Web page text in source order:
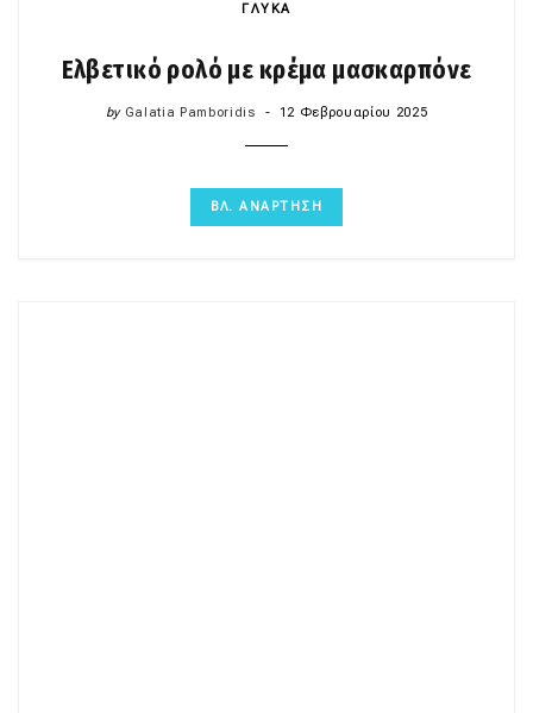
ΓΛΥΚΑ
Ελβετικό ρολό με κρέμα μασκαρπόνε
by Galatia Pamboridis 12 Φεβρουαρίου 2025
ΒΛ. ΑΝΑΡΤΗΣΗ